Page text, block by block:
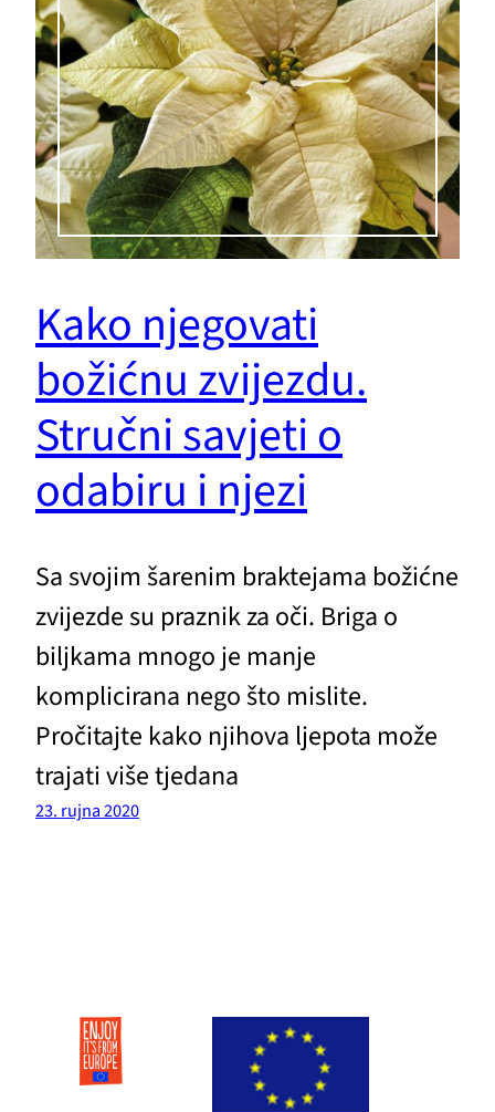
Kako njegovati
božićnu zvijezdu.
Stručni savjeti o
odabiru i njezi
Sa svojim šarenim braktejama božićne
zvijezde su praznik za oči. Briga o
biljkama mnogo je manje
komplicirana nego što mislite.
Pročitajte kako njihova ljepota može
trajati više tjedana
23. rujna 2020